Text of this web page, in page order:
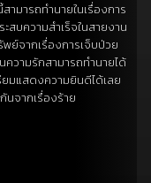
มารถทำนายในเรื่องการ
บความสำเร็จในสายงาน
ย์จากเรื่องการเจ็บป่วย
วามรักสามารถทำนายได้
มแสดงความยินดีได้เลย
จากเรื่องร้าย